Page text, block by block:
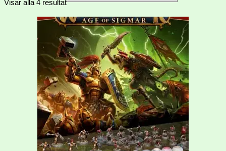
Visar alla 4 resultat